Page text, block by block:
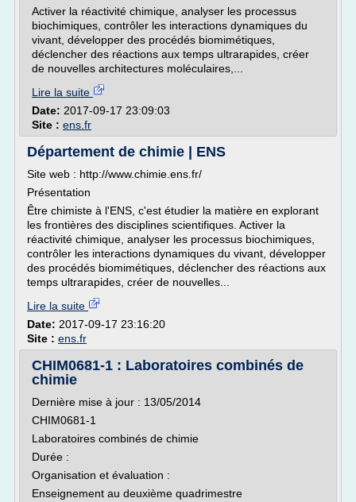
Activer la réactivité chimique, analyser les processus
biochimiques, contrôler les interactions dynamiques du
vivant, développer des procédés biomimétiques,
déclencher des réactions aux temps ultrarapides, créer
de nouvelles architectures moléculaires,...
Lire la suite
Date: 2017-09-17 23:09:03
Site : ens.fr
Département de chimie | ENS
Site web : http://www.chimie.ens.fr/
Présentation
Être chimiste à l'ENS, c'est étudier la matière en explorant
les frontières des disciplines scientifiques. Activer la
réactivité chimique, analyser les processus biochimiques,
contrôler les interactions dynamiques du vivant, développer
des procédés biomimétiques, déclencher des réactions aux
temps ultrarapides, créer de nouvelles...
Lire la suite
Date: 2017-09-17 23:16:20
Site : ens.fr
CHIM0681-1 : Laboratoires combinés de
chimie
Dernière mise à jour : 13/05/2014
CHIM0681-1
Laboratoires combinés de chimie
Durée :
Organisation et évaluation :
Enseignement au deuxième quadrimestre